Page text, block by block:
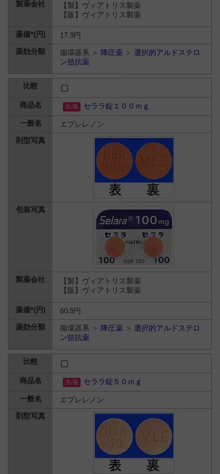
【製】ヴィアトリス製薬
【販】ヴィアトリス製薬
17.9円
循環器系 ＞ 降圧薬 ＞選択的アルドステロ
ン拮抗薬
セララ錠１００ｍｇ
エプレレノン
【製】ヴィアトリス製薬
【販】ヴィアトリス製薬
60.9円
循環器系 ＞ 降圧薬 ＞選択的アルドステロ
ン拮抗薬
セララ錠５０ｍｇ
エプレレノン